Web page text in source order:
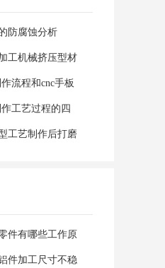
防腐蚀分析
工机械挤压型材
流程和cnc手板
工艺过程的四
工艺制作后打磨
件有哪些工作原
件加工尺寸不稳